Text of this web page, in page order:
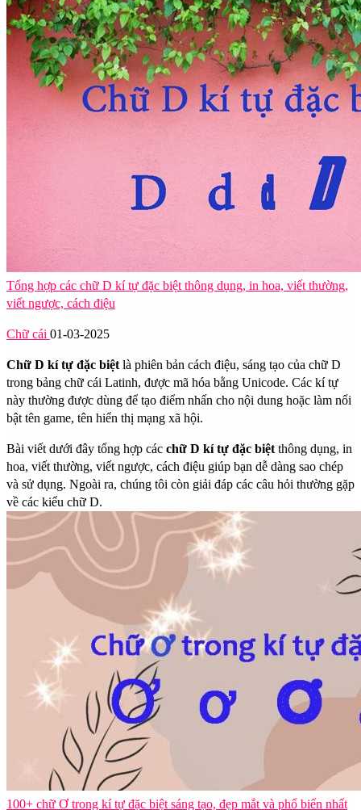
Tổng hợp các chữ D kí tự đặc biệt thông dụng, in hoa, viết thường,
viết ngược, cách điệu
Chữ cái 01-03-2025
Chữ D kí tự đặc biệt là phiên bản cách điệu, sáng tạo của chữ D
trong bảng chữ cái Latinh, được mã hóa bằng Unicode. Các kí tự
này thường được dùng để tạo điểm nhấn cho nội dung hoặc làm nổi
bật tên game, tên hiển thị mạng xã hội.
Bài viết dưới đây tổng hợp các chữ D kí tự đặc biệt thông dụng, in
hoa, viết thường, viết ngược, cách điệu giúp bạn dễ dàng sao chép
và sử dụng. Ngoài ra, chúng tôi còn giải đáp các câu hỏi thường gặp
về các kiểu chữ D.
100+ chữ Ơ trong kí tự đặc biệt sáng tạo, đẹp mắt và phổ biến nhất